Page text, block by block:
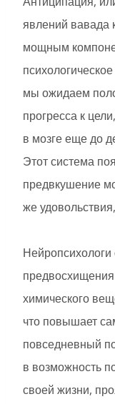
явлений вавада
мощным
мы ожидаем
прогресса к
в мозге еще до
Этот система
предвкушение
же
Нейропсихологи
химического
что повышает
повседневный
в возможность
своей жизни,